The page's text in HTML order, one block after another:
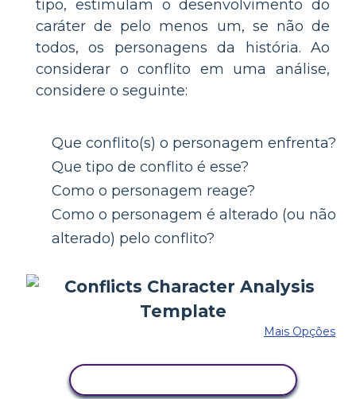
tipo, estimulam o desenvolvimento do
caráter de pelo menos um, se não de
todos, os personagens da história. Ao
considerar o conflito em uma análise,
considere o seguinte:
Que conflito(s) o personagem enfrenta?
Que tipo de conflito é esse?
Como o personagem reage?
Como o personagem é alterado (ou não
alterado) pelo conflito?
Mais Opções